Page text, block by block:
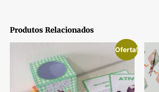
Produtos Relacionados
Oferta!